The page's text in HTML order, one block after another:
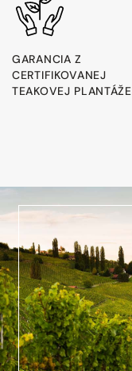
GARANCIA Z
CERTIFIKOVANEJ
TEAKOVEJ PLANTÁŽE